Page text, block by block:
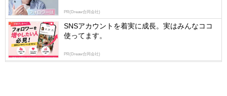
PR(Dreaw合同会社)
SNSアカウントを着実に成長。実はみんなココ
使ってます。
PR(Dreaw合同会社)